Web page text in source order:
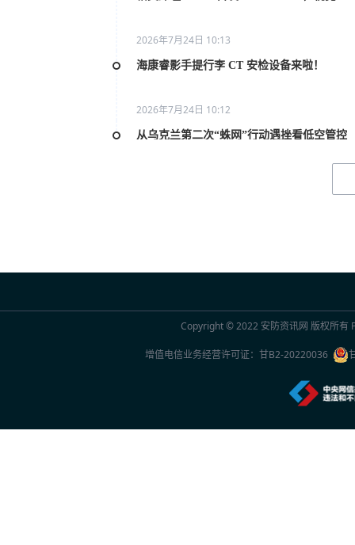
2026年7月24日 10:13
海康睿影手提行李 CT 安检设备来啦！
2026年7月24日 10:12
从乌克兰第二次“蛛网”行动遇挫看低空管控
联合国官员点赞中国“人工智能+”行动：期
2026年7月20日 10:29
Copyright © 2022 安防资讯网 版权所有
增值电信业务经营许可证： 甘B2-20220036